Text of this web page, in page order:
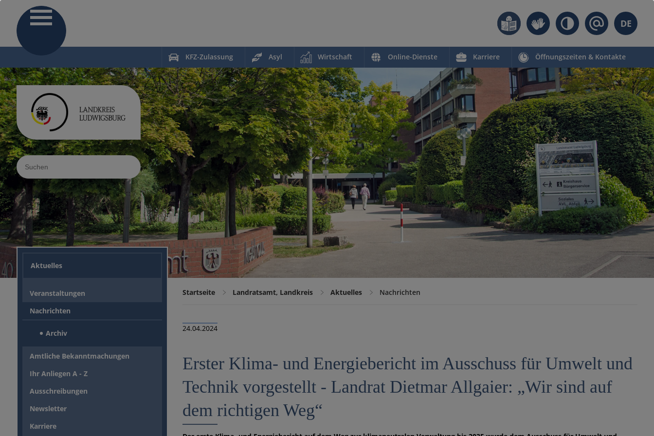
DE
KFZ-Zulassung Asyl Wirtschaft Online-Dienste Karriere Öffnungszeiten & Kontakte
Sucheingabe
Aktuelles
Veranstaltungen
Nachrichten
Archiv
Amtliche Bekanntmachungen
Ihr Anliegen A - Z
Ausschreibungen
Newsletter
Karriere
Startseite Landratsamt, Landkreis Aktuelles Nachrichten
24.04.2024
Erster Klima- und Energiebericht im Ausschuss für Umwelt und
Technik vorgestellt - Landrat Dietmar Allgaier: „Wir sind auf
dem richtigen Weg“